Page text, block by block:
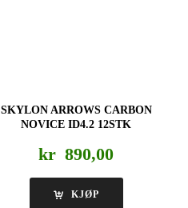
SKYLON ARROWS CARBON
NOVICE ID4.2 12STK
kr 890,00
KJØP